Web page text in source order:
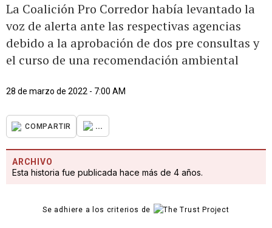
La Coalición Pro Corredor había levantado la
voz de alerta ante las respectivas agencias
debido a la aprobación de dos pre consultas y
el curso de una recomendación ambiental
28 de marzo de 2022 - 7:00 AM
COMPARTIR ...
ARCHIVO
Esta historia fue publicada hace más de 4 años.
Se adhiere a los criterios de